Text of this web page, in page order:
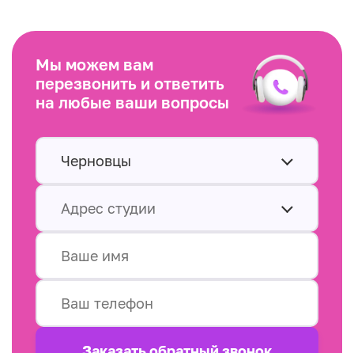
Мы можем вам
перезвонить и ответить
на любые ваши вопросы
Черновцы
Адрес студии